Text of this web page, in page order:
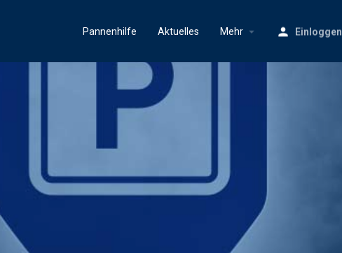
Pannenhilfe Aktuelles Mehr Einloggen